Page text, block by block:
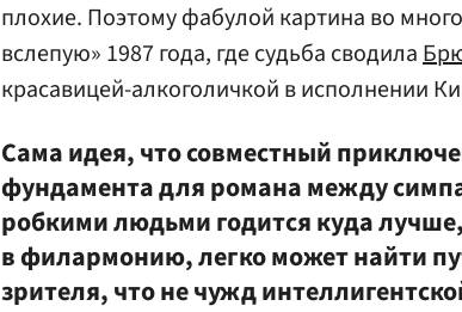
плохие. Поэтому фабулой картина во
вслепую» 1987 года, где судьба сводила
красавицей-алкоголичкой в исполнении
Сама идея, что совместный
фундамента для романа между
робкими людьми годится куда
в филармонию, легко может найти
зрителя, что не чужд